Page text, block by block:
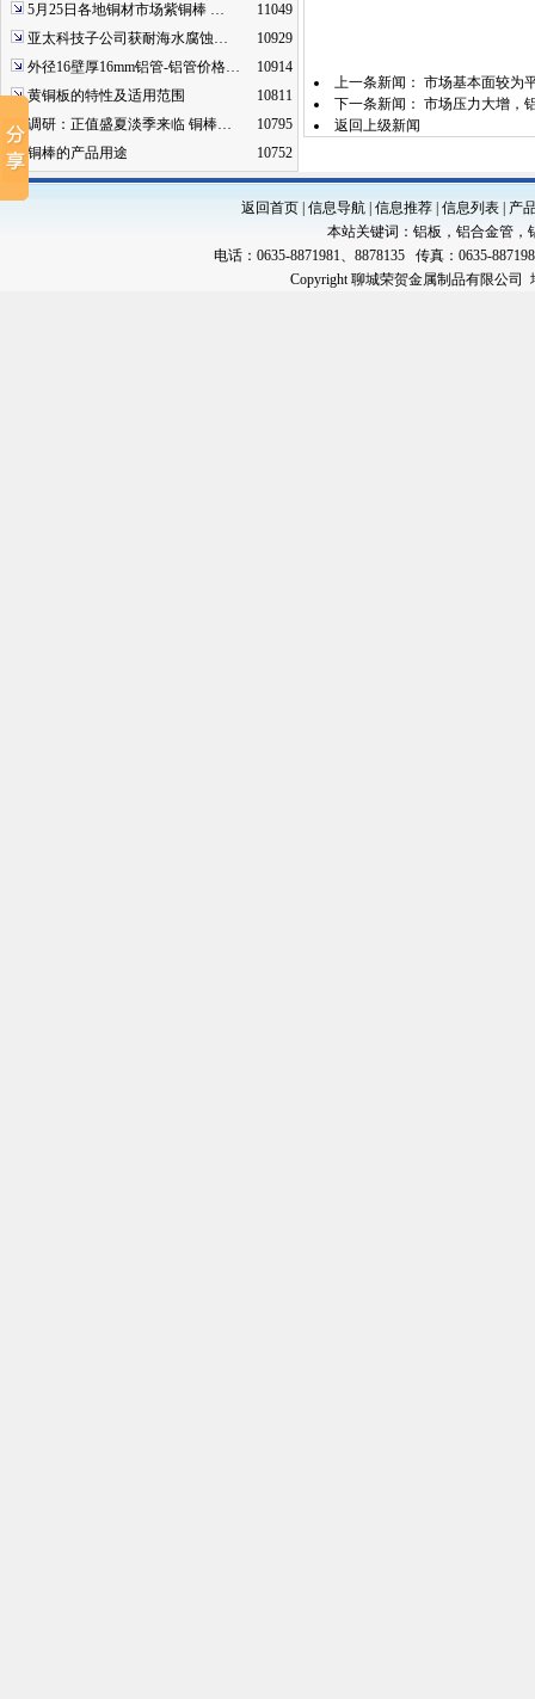
5月25日各地铜材市场紫铜棒 …
11049
亚太科技子公司获耐海水腐蚀…
10929
外径16壁厚16mm铝管-铝管价格…
10914
黄铜板的特性及适用范围
10811
调研：正值盛夏淡季来临 铜棒…
10795
铜棒的产品用途
10752
上一条新闻： 市场基本面较为
下一条新闻： 市场压力大增，
返回上级新闻
返回首页 信息导航 信息推荐 信息列表
产
本站关键词： 铝板 ， 铝合金管 ，
电话：0635-8871981、8878135 传真：0635-
Copyright 聊城荣贺金属制品有限公